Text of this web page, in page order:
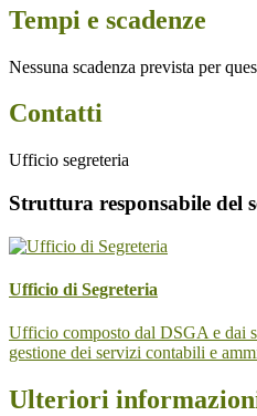
Tempi e scadenze
Nessuna scadenza prevista per
Contatti
Ufficio segreteria
Struttura responsabile del
Ufficio di Segreteria
Ufficio composto dal DSGA e dai
gestione dei servizi contabili e
Ulteriori